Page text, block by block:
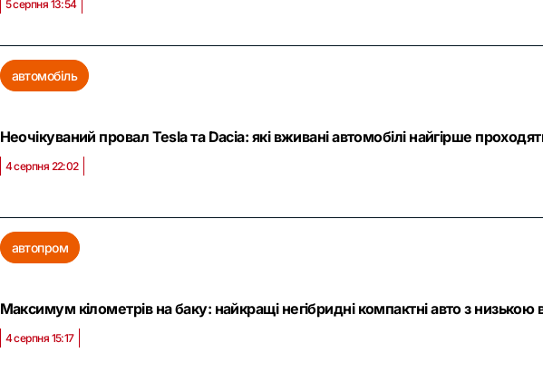
5 серпня 13:54
автомобіль
Неочікуваний провал Tesla та Dacia: які вживані автомобілі найгірше
4 серпня 22:02
автопром
Максимум кілометрів на баку: найкращі негібридні компактні авто з
4 серпня 15:17